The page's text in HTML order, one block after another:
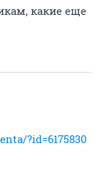
какие еще
?id=6175830